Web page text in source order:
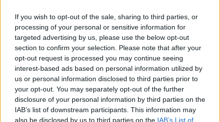
If you wish to opt-out of the sale, sharing to third parties, or
processing of your personal or sensitive information for
targeted advertising by us, please use the below opt-out
section to confirm your selection. Please note that after your
opt-out request is processed you may continue seeing
interest-based ads based on personal information utilized by
us or personal information disclosed to third parties prior to
your opt-out. You may separately opt-out of the further
disclosure of your personal information by third parties on the
IAB’s list of downstream participants. This information may
also be disclosed by us to third parties on the IAB’s List of
disposición de toda la comunidad de Boadilla
del Monte a un equipo de técnicos
especializados en reparación e instalación de
persianas en el momento que más lo necesiten.
Artículo anterior
Reparación de
persianas, servicio de
calidad en Pozuelo de
Artículo siguiente
Frogames Formación se
dedica a crear cursos de
formación online sobre